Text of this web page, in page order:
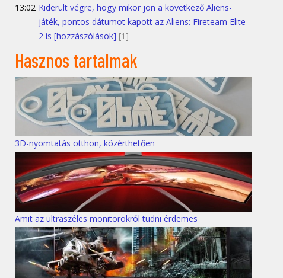
13:02 Kiderült végre, hogy mikor jön a következő Aliens-
játék, pontos dátumot kapott az Aliens: Fireteam Elite
2 is [hozzászólások] [1]
Hasznos tartalmak
3D-nyomtatás otthon, közérthetően
Amit az ultraszéles monitorokról tudni érdemes